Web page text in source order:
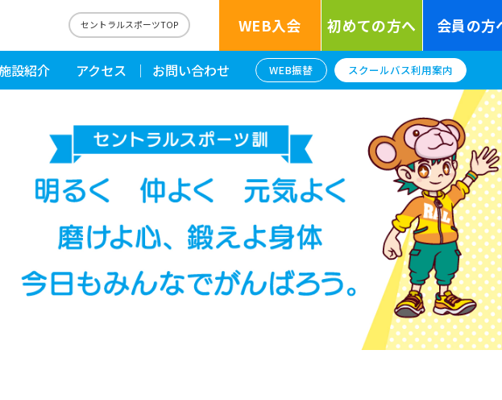
セントラルスポーツTOP WEB入会 初めての方へ 会員の方
設紹介 アクセス お問い合わせ WEB振替 スクールバス利用案内